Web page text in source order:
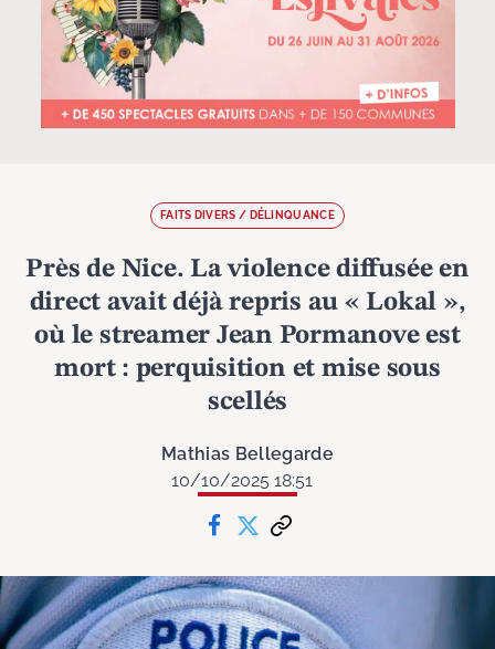
FAITS DIVERS / DÉLINQUANCE
Près de Nice. La violence diffusée en
direct avait déjà repris au « Lokal »,
où le streamer Jean Pormanove est
mort : perquisition et mise sous
scellés
Mathias Bellegarde
10/10/2025 18:51